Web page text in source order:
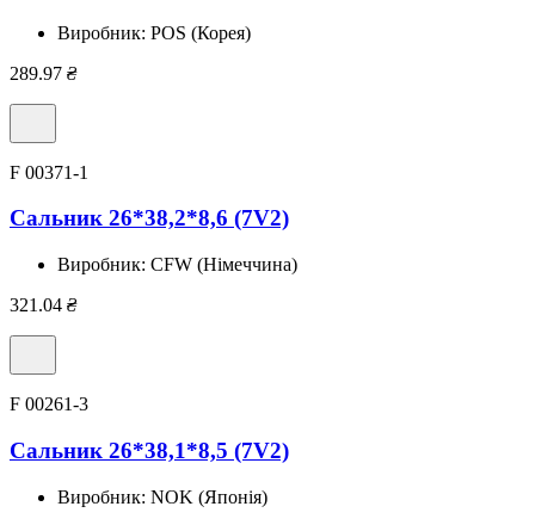
Виробник: POS (Корея)
289.97 ₴
F 00371-1
Сальник 26*38,2*8,6 (7V2)
Виробник: CFW (Німеччина)
321.04 ₴
F 00261-3
Сальник 26*38,1*8,5 (7V2)
Виробник: NOK (Японія)